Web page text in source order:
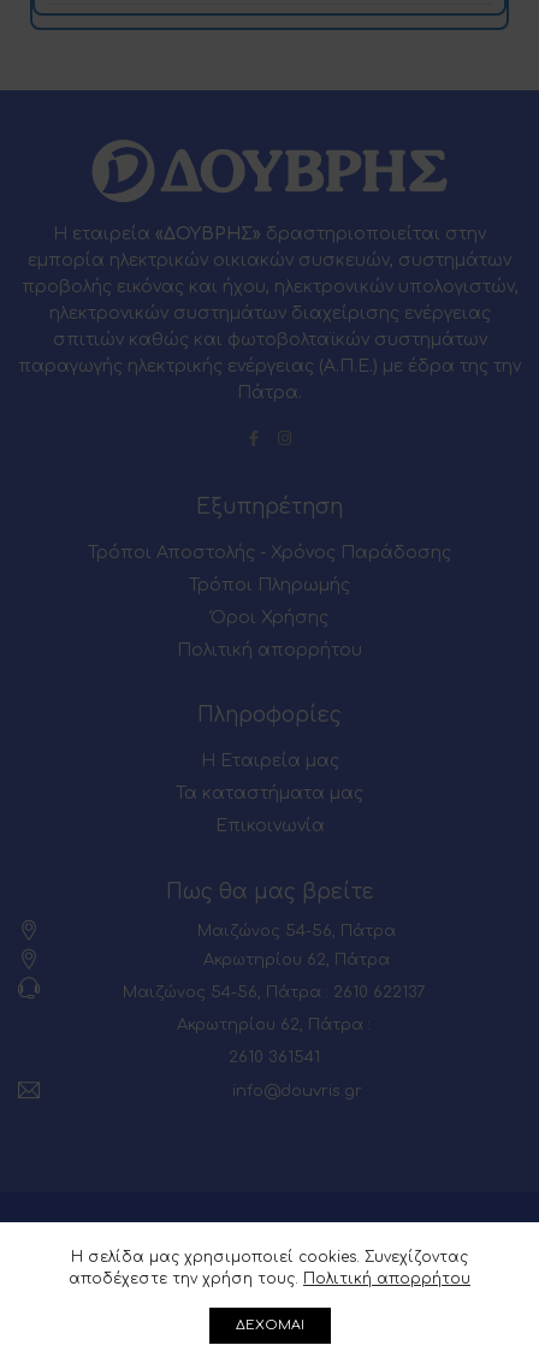
Η εταιρεία «ΔΟΥΒΡΗΣ» δραστηριοποιείται στην
εμπορία ηλεκτρικών οικιακών συσκευών, συστημάτων
προβολής εικόνας και ήχου, ηλεκτρονικών υπολογιστών,
ηλεκτρονικών συστημάτων διαχείρισης ενέργειας
σπιτιών καθώς και φωτοβολταϊκών συστημάτων
παραγωγής ηλεκτρικής ενέργειας (Α.Π.Ε.) με έδρα της την
Πάτρα.
Εξυπηρέτηση
Τρόποι Αποστολής - Χρόνος Παράδοσης
Τρόποι Πληρωμής
Όροι Χρήσης
Πολιτική απορρήτου
Πληροφορίες
Η Εταιρεία μας
Τα καταστήματα μας
Επικοινωνία
Πως θα μας βρείτε
Μαιζώνος 54-56, Πάτρα
Ακρωτηρίου 62, Πάτρα
Μαιζώνος 54-56, Πάτρα : 2610 622137
Ακρωτηρίου 62, Πάτρα :
2610 361541
info@douvris.gr
Η σελίδα μας χρησιμοποιεί cookies. Συνεχίζοντας
αποδέχεστε την χρήση τους. Πολιτική απορρήτου
ΔΕΧΟΜΑΙ